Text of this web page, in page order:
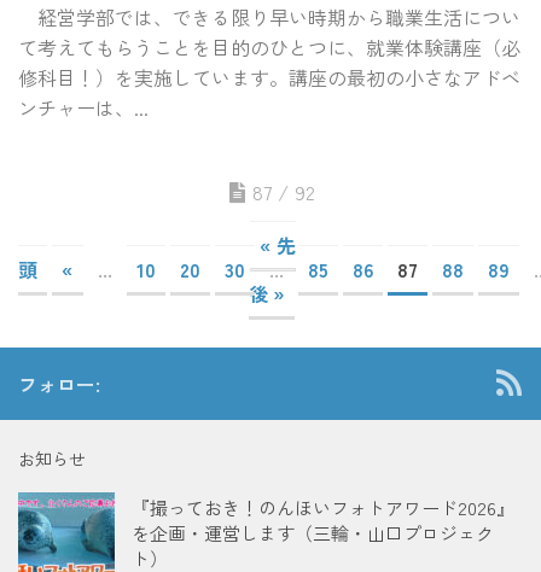
経営学部では、できる限り早い時期から職業生活につい
て考えてもらうことを目的のひとつに、就業体験講座（必
修科目！）を実施しています。講座の最初の小さなアドベ
ンチャーは、...
87 / 92
« 先
頭
« ... 10 20 30 ... 85 86 87 88 89
後 »
フォロー:
お知らせ
『撮っておき！のんほいフォトアワード2026』
を企画・運営します（三輪・山口プロジェク
ト）